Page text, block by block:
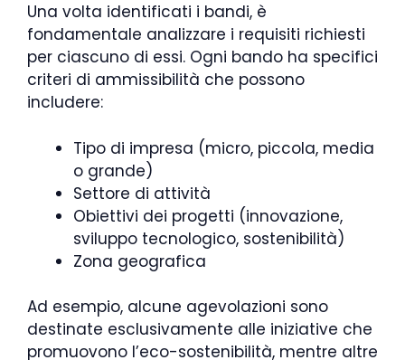
Una volta identificati i bandi, è
fondamentale analizzare i requisiti richiesti
per ciascuno di essi. Ogni bando ha specifici
criteri di ammissibilità che possono
includere:
Tipo di impresa (micro, piccola, media
o grande)
Settore di attività
Obiettivi dei progetti (innovazione,
sviluppo tecnologico, sostenibilità)
Zona geografica
Ad esempio, alcune agevolazioni sono
destinate esclusivamente alle iniziative che
promuovono l’eco-sostenibilità, mentre altre